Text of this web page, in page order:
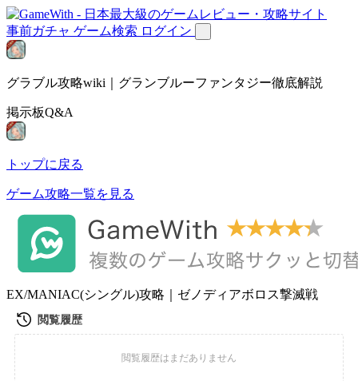
事前ガチャ ゲーム検索 ログイン
グラブル攻略wiki｜グランブルーファンタジー徹底解説
掲示板Q&A
トップに戻る
ゲーム攻略一覧を見る
EX/MANIAC(シングル)攻略｜ゼノディアボロス撃滅戦